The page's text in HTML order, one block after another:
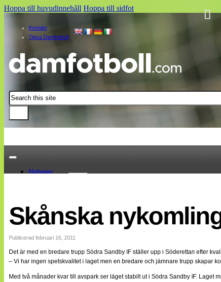
Hoppa till huvudinnehåll Hoppa till sidfot
Kontakt
Tipsa Damfotboll
Sök
Nyheter
Landslaget
EM 2013
Internationellt
Bildreportage
Bloggar
Lagen
Webb-TV
Skånska
Publicerad februari 16, 2011
Det är med en bredare trupp Södra Sandby IF ställer upp i Söderettan efter
– Vi har ingen spetskvalitet i laget men en bredare och jämnare trupp skapar
Med två månader kvar till avspark ser läget stabilt ut i Södra Sandby IF.